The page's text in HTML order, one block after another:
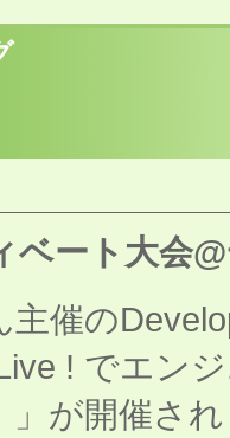
ベート大会
主催の
! でエン
」が開催さ